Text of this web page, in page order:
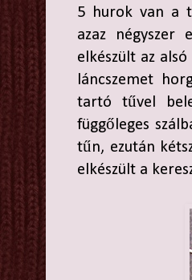
5 hurok van a
azaz négyszer
elkészült az
láncszemet
tartó tűvel
függőleges
tűn, ezután
elkészült a